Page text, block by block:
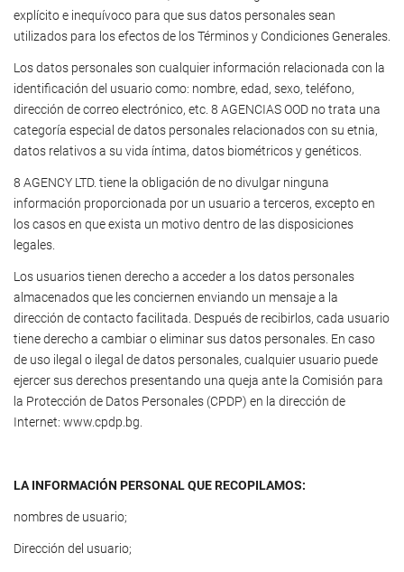
explícito e inequívoco para que sus datos personales sean
utilizados para los efectos de los Términos y Condiciones Generales.
Los datos personales son cualquier información relacionada con la
identificación del usuario como: nombre, edad, sexo, teléfono,
dirección de correo electrónico, etc. 8 AGENCIAS OOD no trata una
categoría especial de datos personales relacionados con su etnia,
datos relativos a su vida íntima, datos biométricos y genéticos.
8 AGENCY LTD. tiene la obligación de no divulgar ninguna
información proporcionada por un usuario a terceros, excepto en
los casos en que exista un motivo dentro de las disposiciones
legales.
Los usuarios tienen derecho a acceder a los datos personales
almacenados que les conciernen enviando un mensaje a la
dirección de contacto facilitada. Después de recibirlos, cada usuario
tiene derecho a cambiar o eliminar sus datos personales. En caso
de uso ilegal o ilegal de datos personales, cualquier usuario puede
ejercer sus derechos presentando una queja ante la Comisión para
la Protección de Datos Personales (CPDP) en la dirección de
Internet: www.cpdp.bg.
LA INFORMACIÓN PERSONAL QUE RECOPILAMOS:
nombres de usuario;
Dirección del usuario;